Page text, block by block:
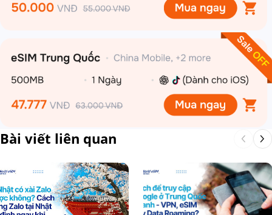
Bài viết liên quan